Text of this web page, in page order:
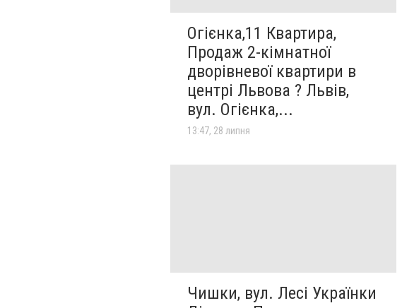
Огієнка,11 Квартира,
Продаж 2-кімнатної
дворівневої квартири в
центрі Львова ? Львів,
вул. Огієнка,...
13:47, 28 липня
Чишки, вул. Лесі Українки